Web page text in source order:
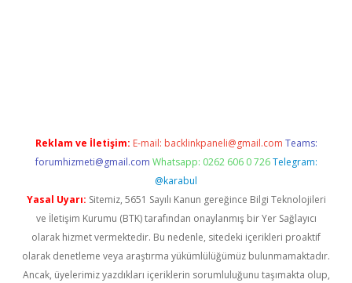
Reklam ve İletişim: E-mail: backlinkpaneli@gmail.com Teams:
forumhizmeti@gmail.com Whatsapp: 0262 606 0 726 Telegram:
@karabul
Yasal Uyarı: Sitemiz, 5651 Sayılı Kanun gereğince Bilgi Teknolojileri
ve İletişim Kurumu (BTK) tarafından onaylanmış bir Yer Sağlayıcı
olarak hizmet vermektedir. Bu nedenle, sitedeki içerikleri proaktif
olarak denetleme veya araştırma yükümlülüğümüz bulunmamaktadır.
Ancak, üyelerimiz yazdıkları içeriklerin sorumluluğunu taşımakta olup,